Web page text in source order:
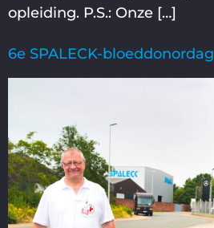
opleiding. P.S.: Onze […]
6e SPALECK-bloeddonordag